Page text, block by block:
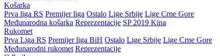
Košarka
Prva liga RS Premijer liga Ostalo Lige Srbije Lige Crne Gore
Međunarodna košarka Reprezentacije SP 2019 Kina
Rukomet
Prva Liga RS Premijer liga BiH Ostalo Lige Srbije Lige Crne Gore
Međunarodni rukomet Reprezentacije